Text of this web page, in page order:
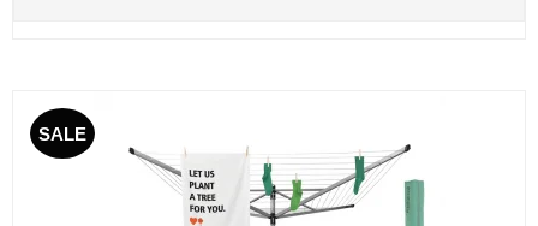
SALE